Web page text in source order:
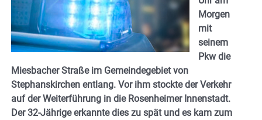
Morgen
mit
seinem
Pkw die
Miesbacher Straße im Gemeindegebiet von
Stephanskirchen entlang. Vor ihm stockte der Verkehr
auf der Weiterführung in die Rosenheimer Innenstadt.
Der 32-Jährige erkannte dies zu spät und es kam zum